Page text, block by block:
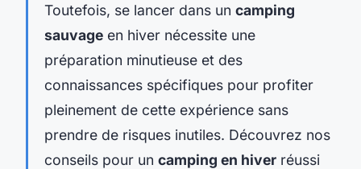
Toutefois, se lancer dans un camping
sauvage en hiver nécessite une
préparation minutieuse et des
connaissances spécifiques pour profiter
pleinement de cette expérience sans
prendre de risques inutiles. Découvrez nos
conseils pour un camping en hiver réussi